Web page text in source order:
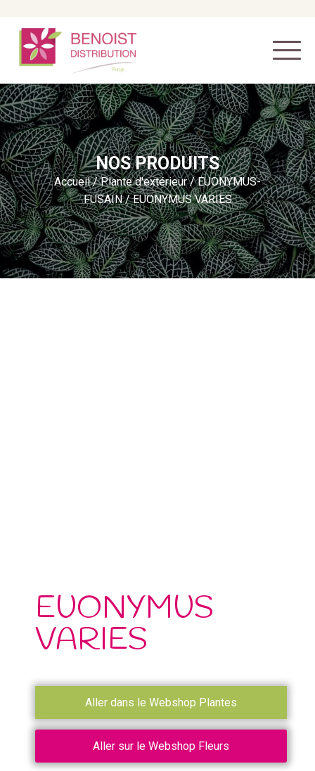
NOS PRODUITS
Accueil/Plante d'extérieur/EUONYMUS-
FUSAIN/ EUONYMUS VARIES
EUONYMUS
VARIES
Aller dans le Webshop Plantes
Aller sur le Webshop Fleurs